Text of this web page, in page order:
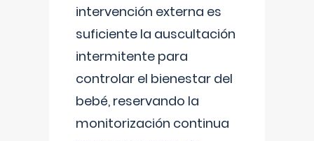
intervención externa es
suficiente la auscultación
intermitente para
controlar el bienestar del
bebé, reservando la
monitorización continua